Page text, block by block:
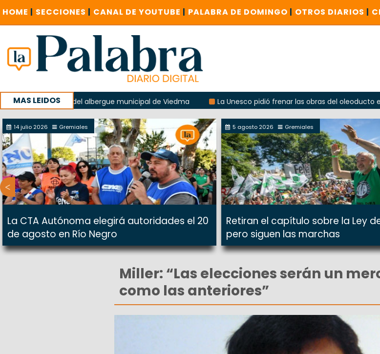
HOME | SECCIONES | CANAL DE YOUTUBE | PALABRA DE DOMINGO | OTROS DIARIOS |
MAS LEIDOS
del albergue municipal de Viedma La Unesco pidió frenar las obras del oleoducto en Punta
con un encuentro provincial en Roca
14 julio 2026 Gremiales
La CTA Autónoma elegirá autoridades el 20
de agosto en Río Negro
5 agosto 2026 Gremiales
Retiran el capítulo sobre la Ley
pero siguen las marchas
Miller: “Las elecciones serán un
como las anteriores”